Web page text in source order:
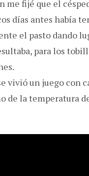
me fijé que el
días antes había
el pasto dando
para los
vivió un juego con
de la temperatura